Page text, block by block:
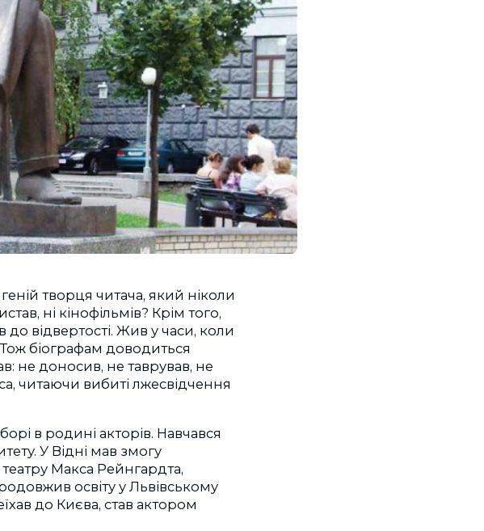
творця читача, який ніколи
ні кінофільмів? Крім того,
відвертості. Жив у часи, коли
біографам доводиться
не доносив, не таврував, не
читаючи вибиті лжесвідчення
в родині акторів. Навчався
У Відні мав змогу
Макса Рейнгардта,
освіту у Львівському
до Києва, став актором